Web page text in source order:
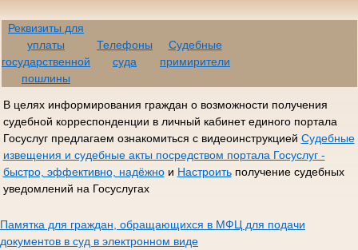
Реквизиты для
уплаты
государственной
пошлины
Телефоны
суда
Судебные
примирители
В целях информирования граждан о возможности получения
судебной корреспонденции в личный кабинет единого портала
Госуслуг предлагаем ознакомиться с видеоинструкцией Судебные
извещения и судебные акты посредством портала Госуслуг -
быстро, эффективно, надёжнои Настроитьполучение судебных
уведомлений на Госуслугах
Памятка для граждан, обращающихся в МФЦ для подачи
документов в суд в электронном виде